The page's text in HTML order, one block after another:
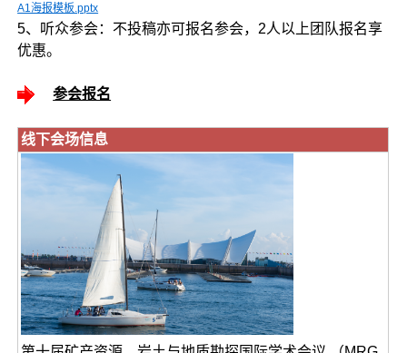
A1海报模板.pptx
5、听众参会：不投稿亦可报名参会，2人以上团队报名享
优惠。
参会报名
线下会场信息